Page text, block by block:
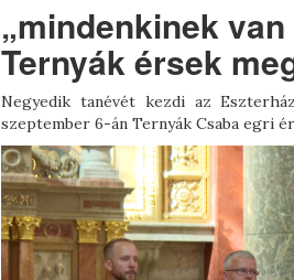
„mindenkinek
Ternyák érsek
Negyedik tanévét kezdi az
szeptember 6-án Ternyák Csaba egri